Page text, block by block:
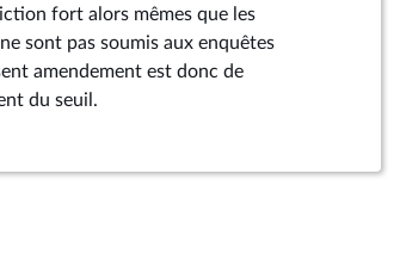
fort alors mêmes que les
sont pas soumis aux enquêtes
amendement est donc de
du seuil.